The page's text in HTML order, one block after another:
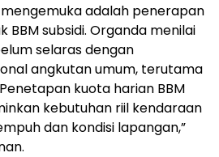
adalah penerapan
subsidi. Organda menilai
selaras dengan
angkutan umum, terutama
kuota harian BBM
kebutuhan riil kendaraan
dan kondisi lapangan,”